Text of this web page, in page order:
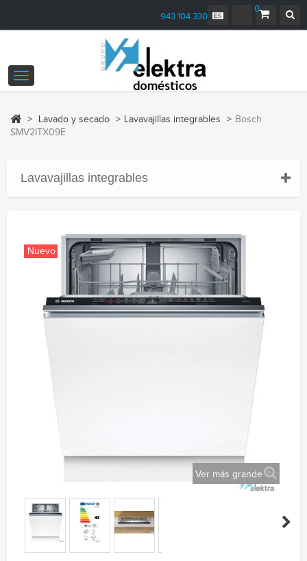
0
943 104 330
Navegación
Toggle
> Lavado y secado > Lavavajillas integrables > Bosch
SMV2ITX09E
Lavavajillas integrables
Nuevo
Ver más grande